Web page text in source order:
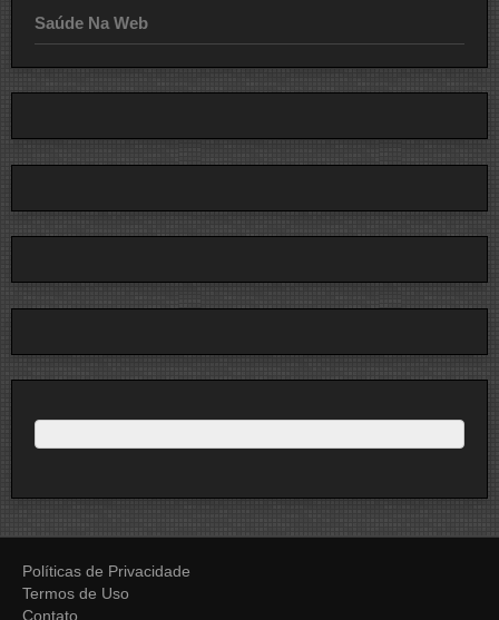
Saúde Na Web
Políticas de Privacidade
Termos de Uso
Contato